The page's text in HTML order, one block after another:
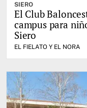
SIERO
El Club
campus para
Siero
EL FIELATO Y EL NORA